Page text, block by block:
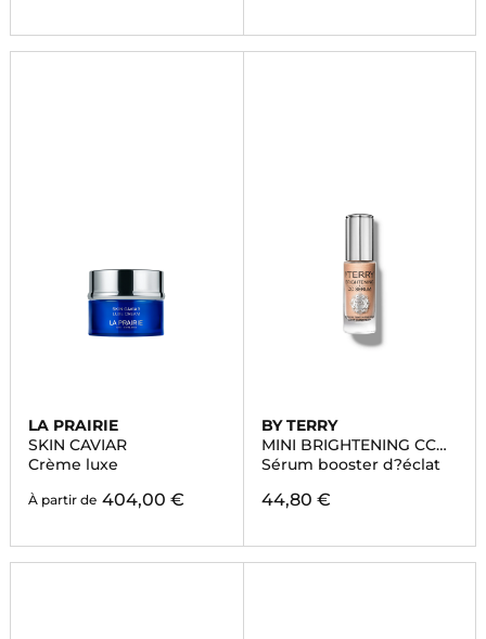
LA PRAIRIE
SKIN CAVIAR
Crème luxe
À partir de 404,00 €
BY TERRY
MINI BRIGHTENING CC
SERUM
Sérum booster d?éclat
44,80 €